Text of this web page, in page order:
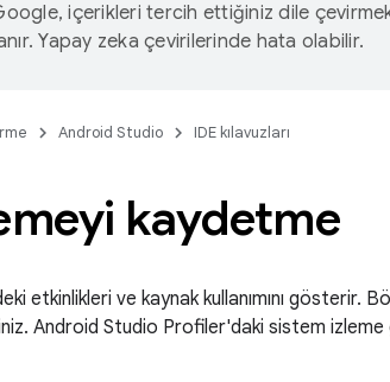
içerikleri tercih ettiğiniz dile
Yapay zeka çevirilerinde hata olabilir.
Android Studio IDE kılavuzları
kaydetme
etkinlikleri ve kaynak kullanımını gösterir.
Android Studio Profiler'daki sistem